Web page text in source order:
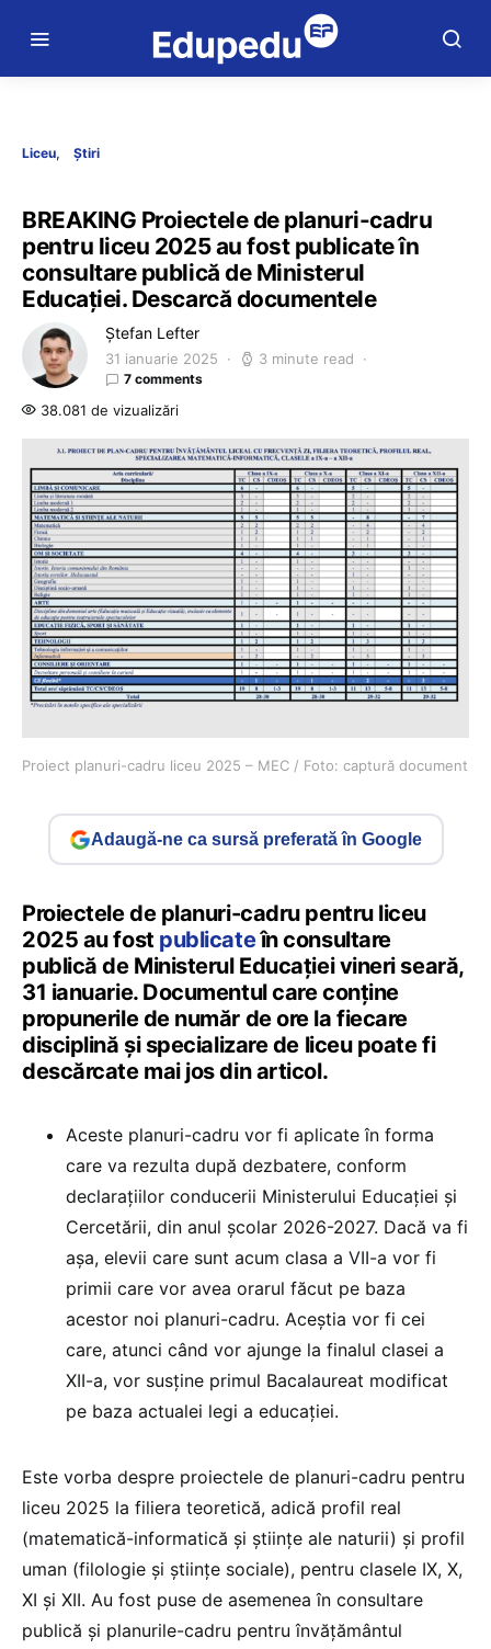
Liceu Știri
BREAKING Proiectele de planuri-cadru
pentru liceu 2025 au fost publicate în
consultare publică de Ministerul
Educației. Descarcă documentele
Ștefan Lefter
31 ianuarie 2025 3 minute read
7 comments
38.081 de vizualizări
Proiect planuri-cadru liceu 2025 – MEC / Foto: captură document
Adaugă-ne ca sursă preferată în Google
Proiectele de planuri-cadru pentru liceu
2025 au fost publicateîn consultare
publică de Ministerul Educației vineri seară,
31 ianuarie. Documentul care conține
propunerile de număr de ore la fiecare
disciplină și specializare de liceu poate fi
descărcate mai jos din articol.
Aceste planuri-cadru vor fi aplicate în forma
care va rezulta după dezbatere, conform
declarațiilor conducerii Ministerului Educației și
Cercetării, din anul școlar 2026-2027. Dacă va fi
așa, elevii care sunt acum clasa a VII-a vor fi
primii care vor avea orarul făcut pe baza
acestor noi planuri-cadru. Aceștia vor fi cei
care, atunci când vor ajunge la finalul clasei a
XII-a, vor susține primul Bacalaureat modificat
pe baza actualei legi a educației.
Este vorba despre proiectele de planuri-cadru pentru
liceu 2025 la filiera teoretică, adică profil real
(matematică-informatică și științe ale naturii) și profil
uman (filologie și științe sociale), pentru clasele IX, X,
XI și XII. Au fost puse de asemenea în consultare
publică și planurile-cadru pentru învățământul